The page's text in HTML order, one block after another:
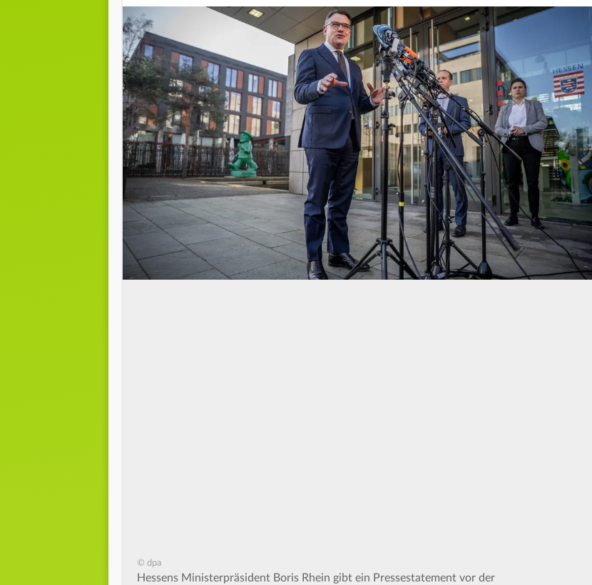
© dpa
Hessens Ministerpräsident Boris Rhein gibt ein Pressestatement vor der